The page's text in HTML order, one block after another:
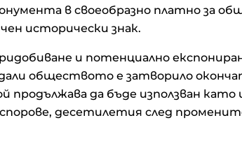
в своеобразно платно за
исторически знак.
и потенциално
обществото е затворило
продължава да бъде използван
десетилетия след